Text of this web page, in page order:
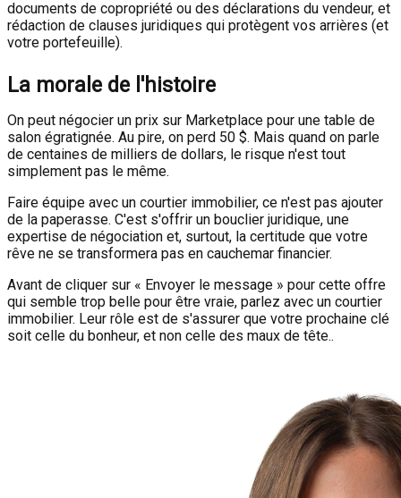
documents de copropriété ou des déclarations du vendeur, et
rédaction de clauses juridiques qui protègent vos arrières (et
votre portefeuille).
La morale de l'histoire
On peut négocier un prix sur Marketplace pour une table de
salon égratignée. Au pire, on perd 50 $. Mais quand on parle
de centaines de milliers de dollars, le risque n'est tout
simplement pas le même.
Faire équipe avec un courtier immobilier, ce n'est pas ajouter
de la paperasse. C'est s'offrir un bouclier juridique, une
expertise de négociation et, surtout, la certitude que votre
rêve ne se transformera pas en cauchemar financier.
Avant de cliquer sur « Envoyer le message » pour cette offre
qui semble trop belle pour être vraie, parlez avec un courtier
immobilier. Leur rôle est de s'assurer que votre prochaine clé
soit celle du bonheur, et non celle des maux de tête..